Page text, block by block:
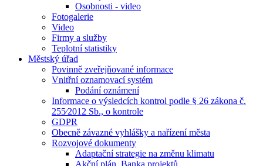
Osobnosti - video
Fotogalerie
Video
Firmy a služby
Teplotní statistiky
Městský úřad
Povinně zveřejňované informace
Vnitřní oznamovací systém
Podání oznámení
Informace o výsledcích kontrol podle § 26 zákona č.
255⁄2012 Sb., o kontrole
GDPR
Obecně závazné vyhlášky a nařízení města
Rozvojové dokumenty
Adaptační strategie na změnu klimatu
Akční plán, Banka projektů